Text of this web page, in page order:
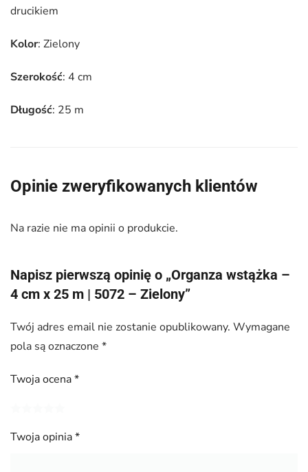
drucikiem
Kolor: Zielony
Szerokość: 4 cm
Długość: 25 m
Opinie zweryfikowanych klientów
Na razie nie ma opinii o produkcie.
Napisz pierwszą opinię o „Organza wstążka –
4 cm x 25 m | 5072 – Zielony”
Twój adres email nie zostanie opublikowany. Wymagane
pola są oznaczone *
Twoja ocena*
Twoja opinia*